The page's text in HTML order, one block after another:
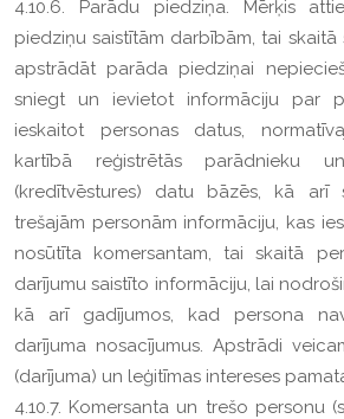
4.10.6. Parādu piedziņa. Mērķis
piedziņu saistītām darbībām, tai
apstrādāt parāda piedziņai
sniegt un ievietot informāciju par
ieskaitot personas datus,
kartībā reģistrētās parādnieku
(kredītvēstures) datu bāzēs, kā
trešajām personām informāciju, kas
nosūtīta komersantam, tai skaitā
darījumu saistīto informāciju, lai
kā arī gadījumos, kad persona
darījuma nosacījumus. Apstrādi
(darījuma) un leģitīmas intereses
4.10.7. Komersanta un trešo personu